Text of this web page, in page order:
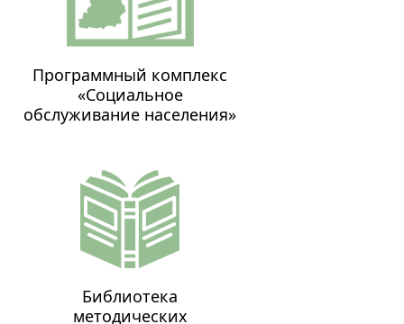
Программный комплекс
«Социальное
обслуживание населения»
Библиотека
методических